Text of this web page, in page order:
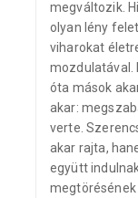
megváltozik.
olyan lény
viharokat
mozdulatával.
óta mások
akar:
verte.
akar rajta,
együtt
megtörésének